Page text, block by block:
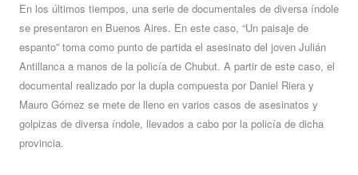
En los últimos tiempos, una serie de documentales de diversa índole
se presentaron en Buenos Aires. En este caso, “Un paisaje de
espanto” toma como punto de partida el asesinato del joven Julián
Antillanca a manos de la policía de Chubut. A partir de este caso, el
documental realizado por la dupla compuesta por Daniel Riera y
Mauro Gómez se mete de lleno en varios casos de asesinatos y
golpizas de diversa índole, llevados a cabo por la policía de dicha
provincia.